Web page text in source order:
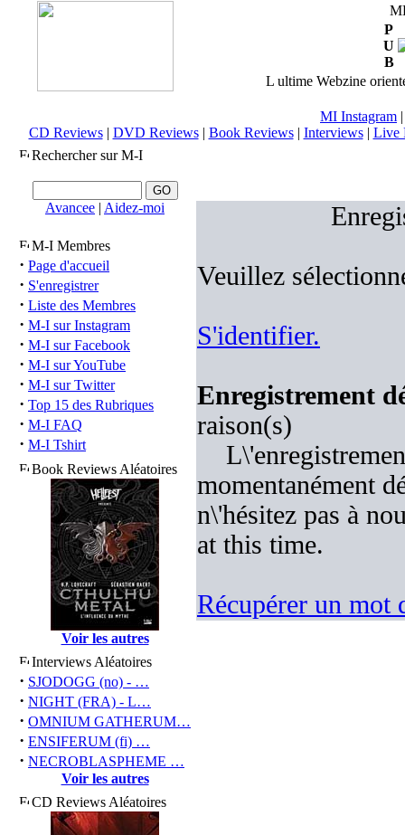
P
U
B
L ultime Webzine
MI Instagram
CD Reviews| DVD Reviews| Book Reviews| Interviews| Live
Rechercher sur M-I
Avancee | Aidez-moi
M-I Membres
· Page d'accueil
· S'enregistrer
· Liste des Membres
· M-I sur Instagram
· M-I sur Facebook
· M-I sur YouTube
· M-I sur Twitter
· Top 15 des Rubriques
· M-I FAQ
· M-I Tshirt
Book Reviews Aléatoires
Voir les autres
Interviews Aléatoires
· SJODOGG (no) - …
· NIGHT (FRA) - L…
· OMNIUM GATHERUM…
· ENSIFERUM (fi) …
· NECROBLASPHEME …
Voir les autres
CD Reviews Aléatoires
Veuillez
S'identifier.
Enregistrement
raison(s)
momentanément
n\'hésitez pas à
at this time.
Récupérer un mot